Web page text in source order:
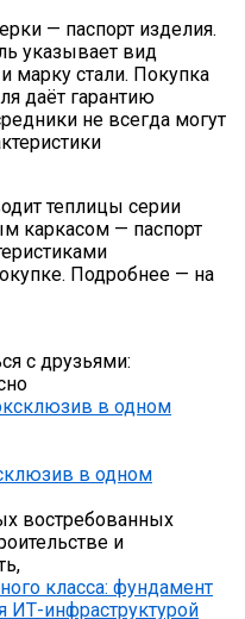
— паспорт изделия.
указывает вид
марку стали. Покупка
даёт гарантию
не всегда могут
теплицы серии
каркасом — паспорт
Подробнее — на
с друзьями:
в одном
востребованных
и